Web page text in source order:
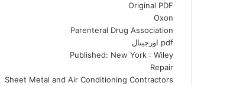
Original PDF
Oxon
Parenteral Drug Association
pdf اورجینال
Published: New York : Wiley
Repair
Sheet Metal and Air Conditioning Contractors